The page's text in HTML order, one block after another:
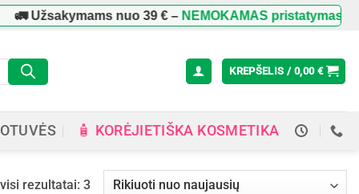
🚛 Užsakymams nuo39 €–NEMOKAMAS pristatymas
KREPŠELIS / 0,00 €
🧴 KORĖJIETIŠKA KOSMETIKA
rezultatai: 3Rūšiuojama